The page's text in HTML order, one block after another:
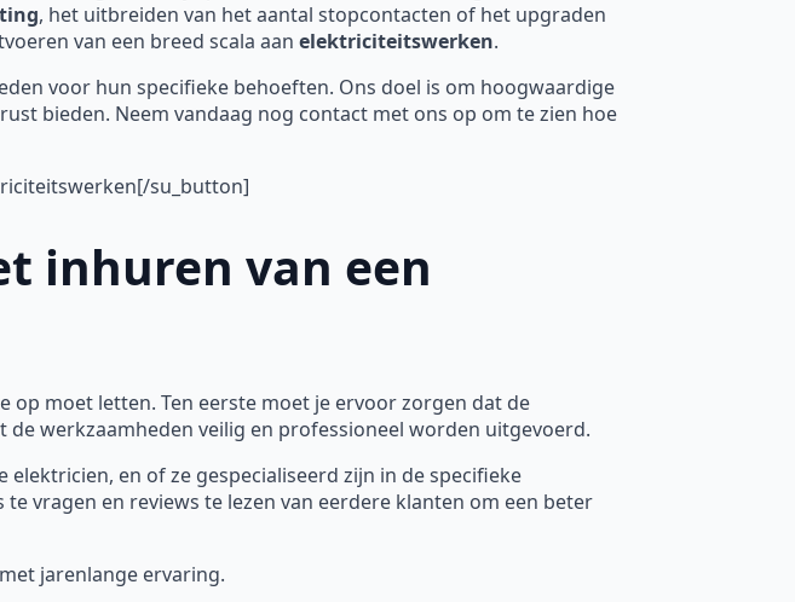
, het uitbreiden van het aantal stopcontacten of het upgraden
van een breed scala aan elektriciteitswerken.
voor hun specifieke behoeften. Ons doel is om hoogwaardige
bieden. Neem vandaag nog contact met ons op om te zien hoe
su_button]
inhuren van een
op moet letten. Ten eerste moet je ervoor zorgen dat de
werkzaamheden veilig en professioneel worden uitgevoerd.
en of ze gespecialiseerd zijn in de specifieke
vragen en reviews te lezen van eerdere klanten om een beter
jarenlange ervaring.